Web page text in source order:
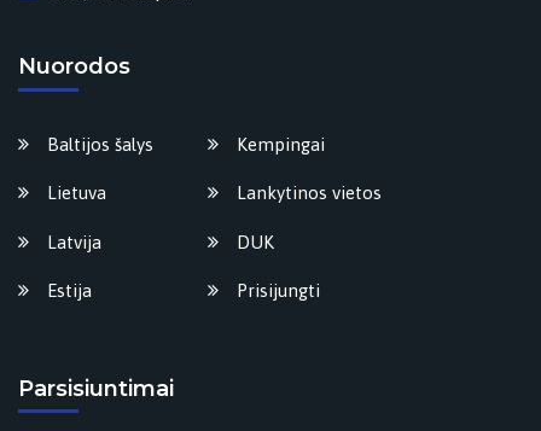
Nuorodos
Baltijos šalys
Lietuva
Latvija
Estija
Kempingai
Lankytinos vietos
DUK
Prisijungti
Parsisiuntimai